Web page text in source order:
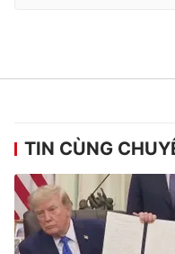
TIN CÙNG